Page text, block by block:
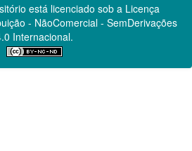
está licenciado sob a Licença
- NãoComercial - SemDerivações
Internacional.